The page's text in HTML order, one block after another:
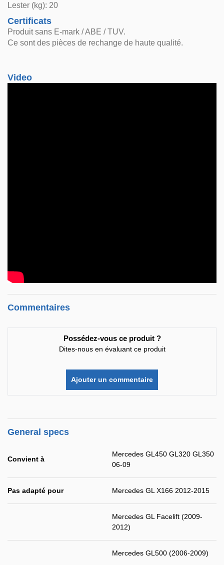
Lester (kg): 20
Certificats
Produit sans E-mark / ABE / TUV.
Ce sont des pièces de rechange de haute qualité.
Video
Commentaires
Possédez-vous ce produit ?
Dites-nous en évaluant ce produit
Ajouter un commentaire
General specs
Convient à
Mercedes GL450 GL320 GL350
06-09
Pas adapté pour Mercedes GL X166 2012-2015
Mercedes GL Facelift (2009-
2012)
Mercedes GL500 (2006-2009)